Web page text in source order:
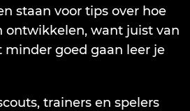
staan voor tips over hoe
ontwikkelen, want juist van
goed gaan leer je
trainers en spelers